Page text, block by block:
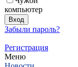
компьютер
Забыли пароль?
Регистрация
Меню